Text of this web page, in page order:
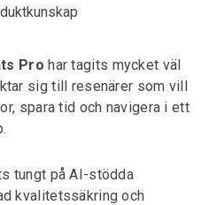
Pro har tagits mycket väl
sig till resenärer som vill
spara tid och navigera i ett
tungt på AI-stödda
kvalitetssäkring och